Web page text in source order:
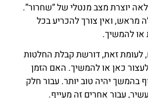
יוצרת מצב מנטלי של “שחרור”.
ואין צורך להכריע בכל
להמשיך.
לעומת זאת, דורשת קבלת החלטות
כאן או להמשיך. האם הזמן
בהמשך יהיה טוב יותר. עבור חלק
עבור אחרים זה מעייף.